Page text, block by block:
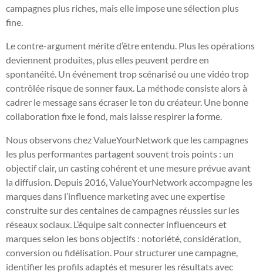
campagnes plus riches, mais elle impose une sélection plus
fine.
Le contre-argument mérite d’être entendu. Plus les opérations
deviennent produites, plus elles peuvent perdre en
spontanéité. Un événement trop scénarisé ou une vidéo trop
contrôlée risque de sonner faux. La méthode consiste alors à
cadrer le message sans écraser le ton du créateur. Une bonne
collaboration fixe le fond, mais laisse respirer la forme.
Nous observons chez ValueYourNetwork que les campagnes
les plus performantes partagent souvent trois points : un
objectif clair, un casting cohérent et une mesure prévue avant
la diffusion. Depuis 2016, ValueYourNetwork accompagne les
marques dans l’influence marketing avec une expertise
construite sur des centaines de campagnes réussies sur les
réseaux sociaux. L’équipe sait connecter influenceurs et
marques selon les bons objectifs : notoriété, considération,
conversion ou fidélisation. Pour structurer une campagne,
identifier les profils adaptés et mesurer les résultats avec